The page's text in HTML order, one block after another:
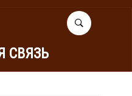
СВЯЗЬ